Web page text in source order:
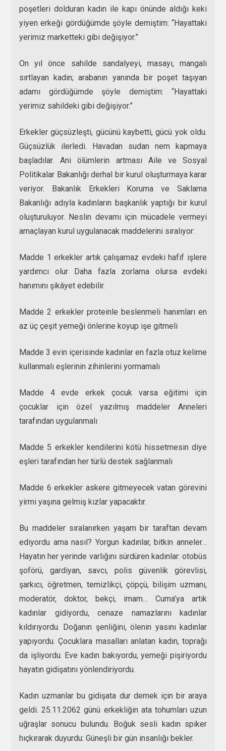
poşetleri dolduran kadın ile kapı önünde aldığı keki
yiyen erkeği gördüğümde şöyle demiştim: “Hayattaki
yerimiz marketteki gibi değişiyor.”
On yıl önce sahilde sandalyeyi, masayı, mangalı
sırtlayan kadın; arabanın yanında bir poşet taşıyan
adamı gördüğümde şöyle demiştim: “Hayattaki
yerimiz sahildeki gibi değişiyor.”
Erkekler güçsüzleşti, gücünü kaybetti, gücü yok oldu.
Güçsüzlük ilerledi. Havadan sudan nem kapmaya
başladılar. Ani ölümlerin artması Aile ve Sosyal
Politikalar Bakanlığı derhal bir kurul oluşturmaya karar
veriyor. Bakanlık Erkekleri Koruma ve Saklama
Bakanlığı adıyla kadınların başkanlık yaptığı bir kurul
oluşturuluyor. Neslin devamı için mücadele vermeyi
amaçlayan kurul uygulanacak maddelerini sıralıyor:
Madde 1 erkekler artık çalışamaz evdeki hafif işlere
yardımcı olur Daha fazla zorlama olursa evdeki
hanımını şikâyet edebilir.
Madde 2 erkekler proteinle beslenmeli hanımları en
az üç çeşit yemeği önlerine koyup işe gitmeli
Madde 3 evin içerisinde kadınlar en fazla otuz kelime
kullanmalı eşlerinin zihinlerini yormamalı
Madde 4 evde erkek çocuk varsa eğitimi için
çocuklar için özel yazılmış maddeler Anneleri
tarafından uygulanmalı
Madde 5 erkekler kendilerini kötü hissetmesin diye
eşleri tarafından her türlü destek sağlanmalı
Madde 6 erkekler askere gitmeyecek vatan görevini
yirmi yaşına gelmiş kızlar yapacaktır.
Bu maddeler sıralanırken yaşam bir taraftan devam
ediyordu ama nasıl? Yorgun kadınlar, bitkin anneler…
Hayatın her yerinde varlığını sürdüren kadınlar: otobüs
şoförü, gardiyan, savcı, polis güvenlik görevlisi,
şarkıcı, öğretmen, temizlikçi, çöpçü, bilişim uzmanı,
moderatör, doktor, bekçi, imam… Cuma’ya artık
kadınlar gidiyordu, cenaze namazlarını kadınlar
kıldırıyordu. Doğanın şenliğini, ölenin yasını kadınlar
yapıyordu. Çocuklara masalları anlatan kadın, toprağı
da işliyordu. Eve kadın bakıyordu, yemeği pişiriyordu
hayatın gidişatını yönlendiriyordu.
Kadın uzmanlar bu gidişata dur demek için bir araya
geldi. 25.11.2062 günü erkekliğin ata tohumları uzun
uğraşlar sonucu bulundu. Boğuk sesli kadın spiker
hıçkırarak duyurdu: Güneşli bir gün insanlığı bekler.